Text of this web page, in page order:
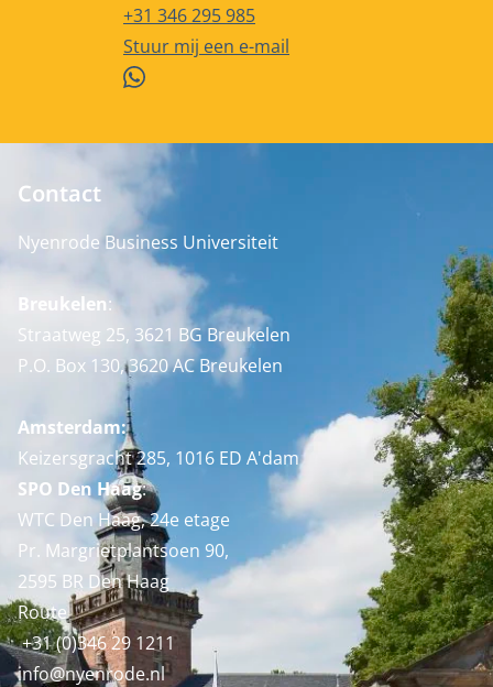
Telefoonnummer
+31 346 295 985
E-mailadres
Stuur mij een e-mail
WhatsApp
Contact
Nyenrode Business Universiteit
Breukelen:
Straatweg 25, 3621 BG Breukelen
P.O. Box 130, 3620 AC Breukelen
Amsterdam:
Keizersgracht 285, 1016 ED A'dam
SPO Den Haag:
WTC Den Haag, 24e etage
Pr. Margrietplantsoen 90,
2595 BR Den Haag
Route
+31 (0)346 29 1211
info@nyenrode.nl